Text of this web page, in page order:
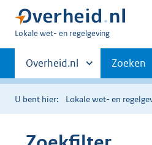
U
hier:
Lokale wet- en regelgeving
Primaire
navigatie
Andere
sites
binnen
Overheid.nl Zoeken
U bent hier: Lokale wet- en